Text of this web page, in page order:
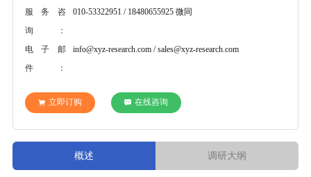
服务咨
询：
010-53322951 / 18480655925 微同
电子邮
件：
info@xyz-research.com / sales@xyz-research.com
立即订购 在线咨询
概述 调研大纲